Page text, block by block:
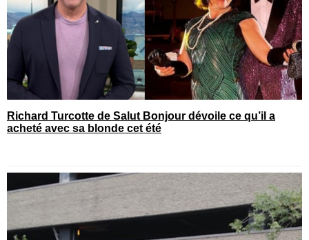
Richard Turcotte de Salut Bonjour dévoile ce qu’il a
acheté avec sa blonde cet été